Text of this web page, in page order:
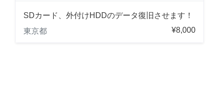
SDカード、外付けHDDのデータ復旧させます！
東京都
¥8,000